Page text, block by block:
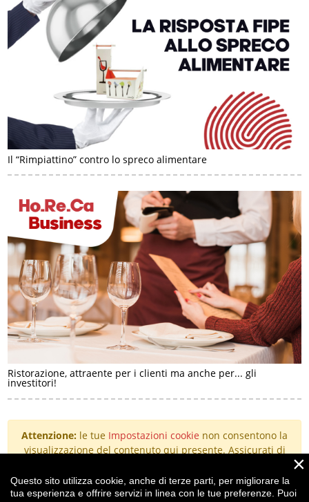
Il “Rimpiattino” contro lo spreco alimentare
Ristorazione, attraente per i clienti ma anche per... gli
investitori!
Attenzione: le tue Impostazioni cookie non consentono la
visualizzazione del contenuto qui presente. Assicurati di
dell'esperienza".
×
Questo sito utilizza cookie, anche di terze parti, per migliorare la
tua esperienza e offrire servizi in linea con le tue preferenze. Puoi